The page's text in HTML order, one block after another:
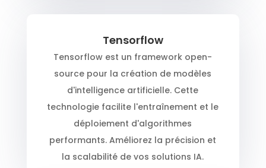
Tensorflow
Tensorflow est un framework open-
source pour la création de modèles
d'intelligence artificielle. Cette
technologie facilite l'entraînement et le
déploiement d'algorithmes
performants. Améliorez la précision et
la scalabilité de vos solutions IA.